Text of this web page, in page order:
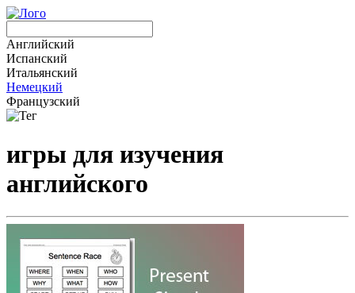
Английский
Испанский
Итальянский
Немецкий
Французский
игры для изучения
английского